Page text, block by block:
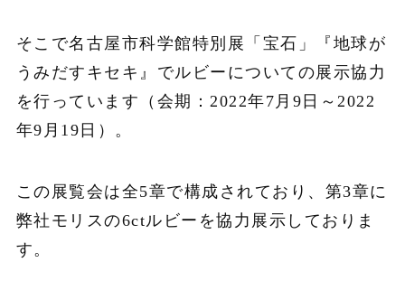
そこで名古屋市科学館特別展「宝石」『地球が
うみだすキセキ』でルビーについての展示協力
を行っています（会期：2022年7月9日～2022
年9月19日）。
この展覧会は全5章で構成されており、第3章に
弊社モリスの6ctルビーを協力展示しておりま
す。